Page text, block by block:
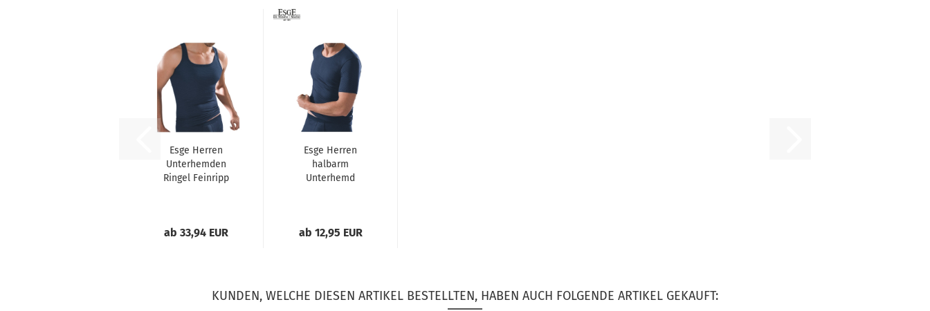
Esge Herren
Unterhemden
Ringel Feinripp
ab 33,94 EUR
Esge Herren
halbarm
Unterhemd
ab 12,95 EUR
KUNDEN, WELCHE DIESEN ARTIKEL BESTELLTEN, HABEN AUCH FOLGENDE ARTIKEL GEKAUFT: